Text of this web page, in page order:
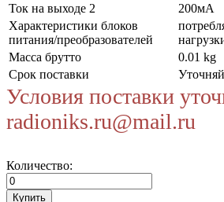
Ток на выходе 2
200мА
Характеристики блоков
питания/преобразователей
Масса брутто
0.01 kg
Срок поставки
Условия поставки
radioniks.ru@mail.ru
Количество: